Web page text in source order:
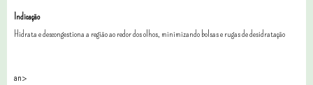
Indicação
Hidrata e descongestiona a região ao redor dos olhos, minimizando bolsas e rugas de desidratação
an>